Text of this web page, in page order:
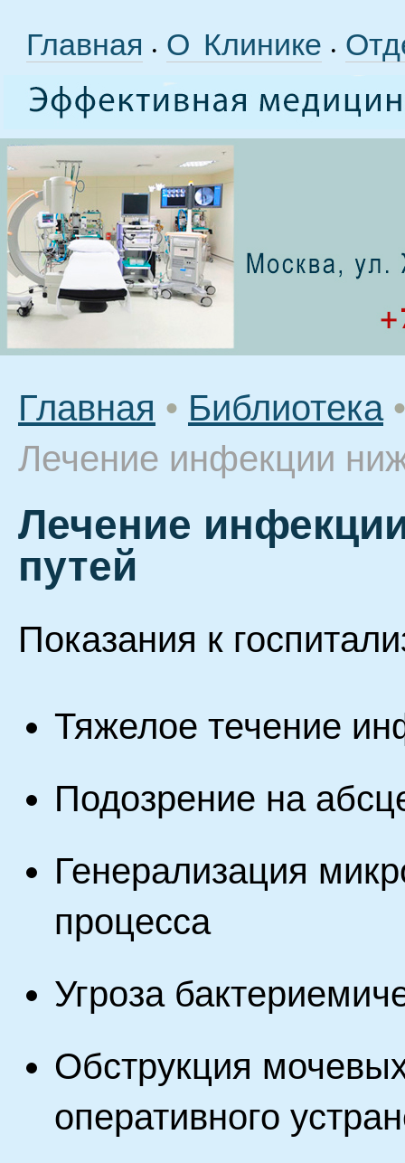
Главная • О Клинике •
Главная • Библиотека •
Лечение инфекции
Лечение
путей
Показания к
Тяжелое течение
Подозрение на
Генерализация
процесса
Угроза
Обструкция
оперативного